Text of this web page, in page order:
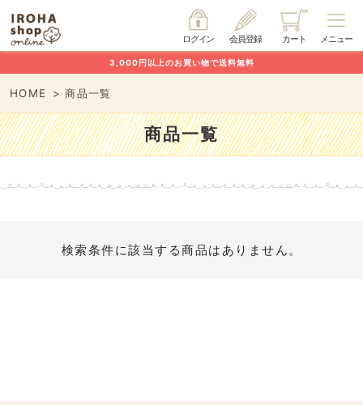
メニュー
カート
会員登録
ログイン
3,000円以上のお買い物で送料無料
HOME 商品一覧
商品一覧
検索条件に該当する商品はありません。